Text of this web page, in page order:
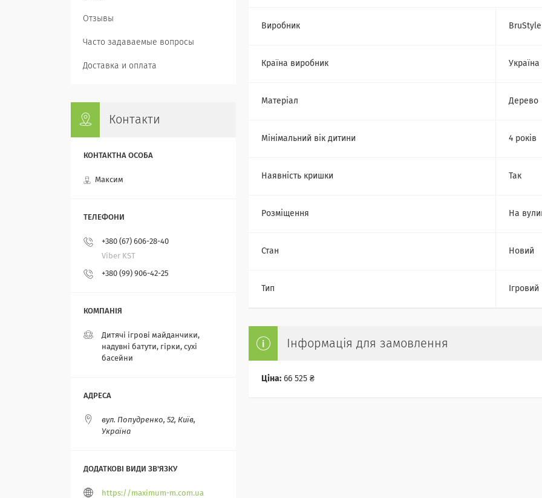
Виробник BruStyle
Країна виробник Україна
Матеріал Дерево
Мінімальний вік дитини 4 років
Наявність кришки Так
Розміщення На
Стан Новий
Тип
Інформація для замовлення
Ціна: 66 525 ₴
Отзывы
Часто задаваемые вопросы
Доставка и оплата
Контакти
Максим
+380 (67) 606-28-40
Viber KST
+380 (99) 906-42-25
Дитячі ігрові майданчики,
надувні батути, гірки, сухі
басейни
вул. Попудренко, 52, Київ,
Україна
https://maximum-m.com.ua